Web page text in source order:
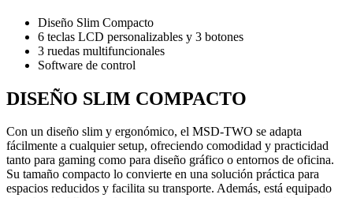
Diseño Slim Compacto
6 teclas LCD personalizables y 3 botones
3 ruedas multifuncionales
Software de control
DISEÑO SLIM COMPACTO
Con un diseño slim y ergonómico, el MSD-TWO se adapta
fácilmente a cualquier setup, ofreciendo comodidad y practicidad
tanto para gaming como para diseño gráfico o entornos de oficina.
Su tamaño compacto lo convierte en una solución práctica para
espacios reducidos y facilita su transporte. Además, está equipado